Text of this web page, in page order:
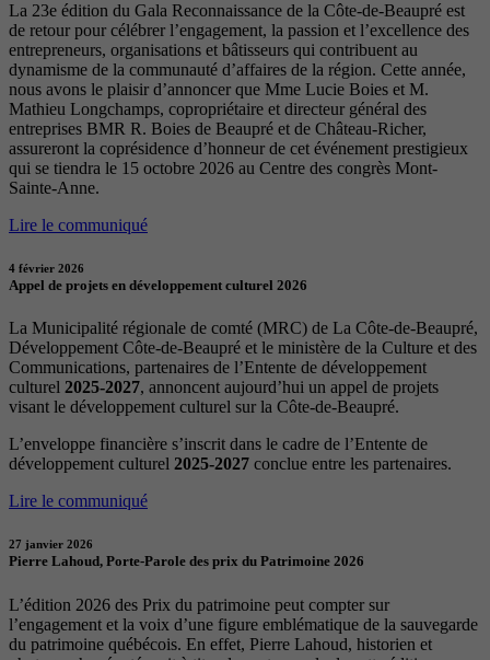
La 23e édition du Gala Reconnaissance de la Côte-de-Beaupré est
de retour pour célébrer l’engagement, la passion et l’excellence des
entrepreneurs, organisations et bâtisseurs qui contribuent au
dynamisme de la communauté d’affaires de la région. Cette année,
nous avons le plaisir d’annoncer que Mme Lucie Boies et M.
Mathieu Longchamps, copropriétaire et directeur général des
entreprises BMR R. Boies de Beaupré et de Château-Richer,
assureront la coprésidence d’honneur de cet événement prestigieux
qui se tiendra le 15 octobre 2026 au Centre des congrès Mont-
Sainte-Anne.
Lire le communiqué
4 février 2026
Appel de projets en développement culturel 2026
La Municipalité régionale de comté (MRC) de La Côte-de-Beaupré,
Développement Côte-de-Beaupré et le ministère de la Culture et des
Communications, partenaires de l’Entente de développement
culturel 2025-2027, annoncent aujourd’hui un appel de projets
visant le développement culturel sur la Côte-de-Beaupré.
L’enveloppe financière s’inscrit dans le cadre de l’Entente de
développement culturel 2025-2027 conclue entre les partenaires.
Lire le communiqué
27 janvier 2026
Pierre Lahoud, Porte-Parole des prix du Patrimoine 2026
L’édition 2026 des Prix du patrimoine peut compter sur
l’engagement et la voix d’une figure emblématique de la sauvegarde
du patrimoine québécois. En effet, Pierre Lahoud, historien et